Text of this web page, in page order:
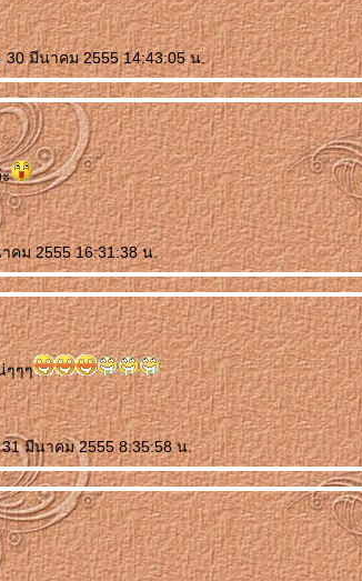
30 มีนาคม 2555 14:43:05 น.
คม 2555 16:31:38 น.
ๆๆๆ
มีนาคม 2555 8:35:58 น.